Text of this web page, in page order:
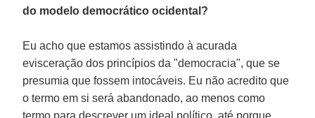
do modelo democrático ocidental?
Eu acho que estamos assistindo à acurada
evisceração dos princípios da "democracia", que se
presumia que fossem intocáveis. Eu não acredito que
o termo em si será abandonado, ao menos como
termo para descrever um ideal político, até porque